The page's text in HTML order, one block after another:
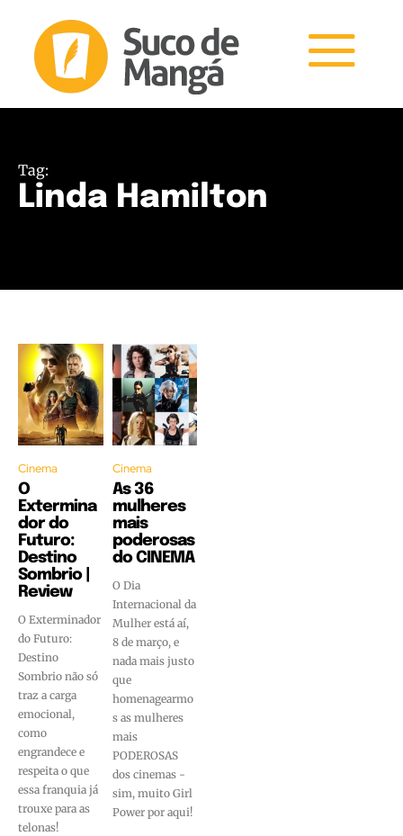
Tag:
Linda Hamilton
Cinema
O
Extermina
dor do
Futuro:
Destino
Sombrio |
Review
O Exterminador
do Futuro:
Destino
Sombrio não só
traz a carga
emocional,
como
engrandece e
respeita o que
essa franquia já
trouxe para as
telonas!
Cinema
As 36
mulheres
mais
poderosas
do CINEMA
O Dia
Internacional da
Mulher está aí,
8 de março, e
nada mais justo
que
homenagearmo
s as mulheres
mais
PODEROSAS
dos cinemas -
sim, muito Girl
Power por aqui!